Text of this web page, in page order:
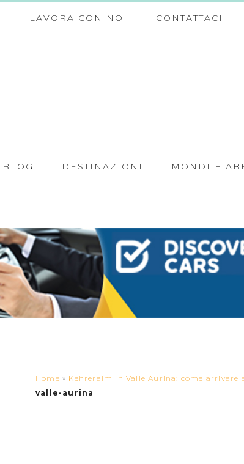
LAVORA CON NOI CONTATTACI
BLOG DESTINAZIONI MONDI
Home » Kehreralm in Valle Aurina: come arrivare
valle-aurina